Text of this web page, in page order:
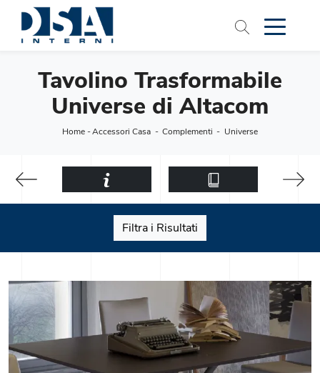
Tavolino Trasformabile
Universe di Altacom
Home-Accessori Casa - Complementi - Universe
Filtra i Risultati